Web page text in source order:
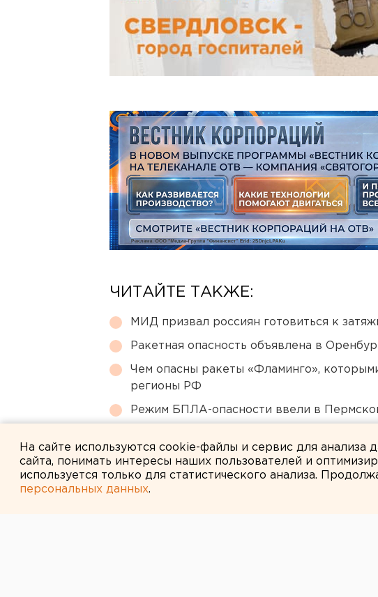
ЧИТАЙТЕ ТАКЖЕ:
МИД призвал россиян готовиться к
Ракетная опасность объявлена в
Чем опасны ракеты «Фламинго»,
регионы РФ
Режим БПЛА-опасности ввели в
На сайте используются cookie-файлы и сервис для
сайта, понимать интересы наших пользователей и
используется только для статистического анализа.
персональных данных.